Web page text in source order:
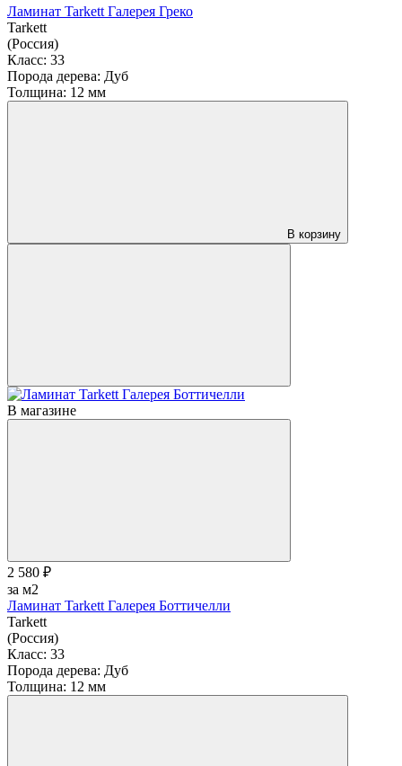
Ламинат Tarkett Галерея Греко
Tarkett
(Россия)
Класс: 33
Порода дерева: Дуб
Толщина: 12 мм
В корзину
В магазине
2 580 ₽
за м2
Ламинат Tarkett Галерея Боттичелли
Tarkett
(Россия)
Класс: 33
Порода дерева: Дуб
Толщина: 12 мм